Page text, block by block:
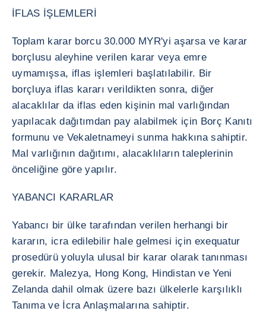
İFLAS İŞLEMLERİ
Toplam karar borcu 30.000 MYR'yi aşarsa ve karar
borçlusu aleyhine verilen karar veya emre
uymamışsa, iflas işlemleri başlatılabilir. Bir
borçluya iflas kararı verildikten sonra, diğer
alacaklılar da iflas eden kişinin mal varlığından
yapılacak dağıtımdan pay alabilmek için Borç Kanıtı
formunu ve Vekaletnameyi sunma hakkına sahiptir.
Mal varlığının dağıtımı, alacaklıların taleplerinin
önceliğine göre yapılır.
YABANCI KARARLAR
Yabancı bir ülke tarafından verilen herhangi bir
kararın, icra edilebilir hale gelmesi için exequatur
prosedürü yoluyla ulusal bir karar olarak tanınması
gerekir. Malezya, Hong Kong, Hindistan ve Yeni
Zelanda dahil olmak üzere bazı ülkelerle karşılıklı
Tanıma ve İcra Anlaşmalarına sahiptir.